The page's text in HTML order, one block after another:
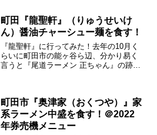
町田『龍聖軒』（りゅうせいけ
ん）醤油チャーシュー麺を食す！
『龍聖軒』に行ってみた！去年の10月く
らいに町田市の能ヶ谷ら辺、分かり易く
言うと『尾道ラーメン 正ちゃん』の跡地
筆者もオープン直後に食...
町田市『奥津家（おくつや）』家
系ラーメン中盛を食す！＠2022
年券売機メニュー